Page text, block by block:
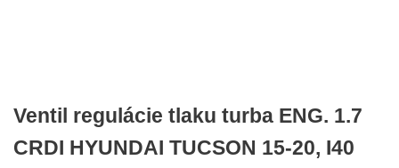
Ventil regulácie tlaku turba ENG. 1.7
CRDI HYUNDAI TUCSON 15-20, I40